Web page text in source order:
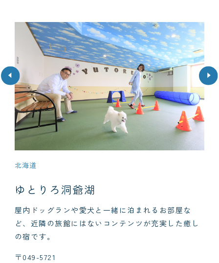
北海道
ゆとりろ洞爺湖
屋内ドッグランや愛犬と一緒に泊まれるお部屋な
ど、近隣の旅館にはないコンテンツが充実した癒し
の宿です。
〒049-5721